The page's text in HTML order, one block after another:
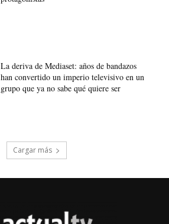
La deriva de Mediaset: años de bandazos
han convertido un imperio televisivo en un
grupo que ya no sabe qué quiere ser
Cargar más